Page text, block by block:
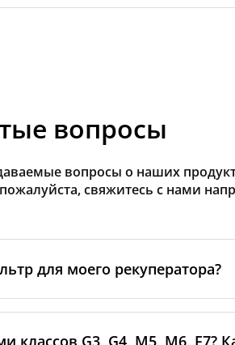
вопросы
вопросы о наших
свяжитесь с нами
для моего рекуператора?
или в руководстве. Если
G3, G4, M5, M6, F7?